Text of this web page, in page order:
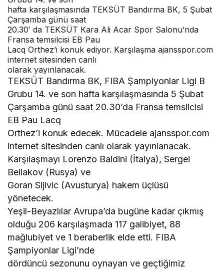
hafta karşılaşmasında TEKSÜT Bandırma BK, 5 Şubat
Çarşamba günü saat
20.30′ da TEKSÜT Kara Ali Acar Spor Salonu’nda
Fransa temsilcisi EB Pau
Lacq Orthez’i konuk ediyor. Karşılaşma ajansspor.com
internet sitesinden canlı
olarak yayınlanacak.
TEKSÜT Bandırma BK, FIBA Şampiyonlar Ligi B
Grubu 14. ve son hafta karşılaşmasında 5 Şubat
Çarşamba günü saat 20.30’da Fransa temsilcisi
EB Pau Lacq
Orthez’i konuk edecek. Mücadele ajansspor.com
internet sitesinden canlı olarak yayınlanacak.
Karşılaşmayı Lorenzo Baldini (İtalya), Sergei
Beliakov (Rusya) ve
Goran Sljivic (Avusturya) hakem üçlüsü
yönetecek.
Yeşil-Beyazlılar Avrupa’da bugüne kadar çıkmış
olduğu 206 karşılaşmada 117 galibiyet, 88
mağlubiyet ve 1 beraberlik elde etti. FIBA
Şampiyonlar Ligi’nde
dördüncü sezonunu oynayan ve geçtiğimiz